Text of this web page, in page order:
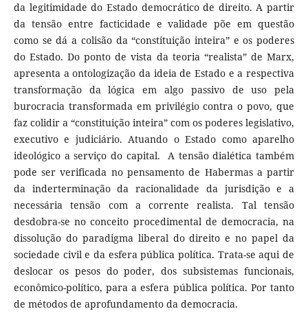
da legitimidade do Estado democrático de direito. A partir
da tensão entre facticidade e validade põe em questão
como se dá a colisão da “constituição inteira” e os poderes
do Estado. Do ponto de vista da teoria “realista” de Marx,
apresenta a ontologização da ideia de Estado e a respectiva
transformação da lógica em algo passivo de uso pela
burocracia transformada em privilégio contra o povo, que
faz colidir a “constituição inteira” com os poderes legislativo,
executivo e judiciário. Atuando o Estado como aparelho
ideológico a serviço do capital. A tensão dialética também
pode ser verificada no pensamento de Habermas a partir
da inderterminação da racionalidade da jurisdição e a
necessária tensão com a corrente realista. Tal tensão
desdobra-se no conceito procedimental de democracia, na
dissolução do paradigma liberal do direito e no papel da
sociedade civil e da esfera pública política. Trata-se aqui de
deslocar os pesos do poder, dos subsistemas funcionais,
econômico-político, para a esfera pública política. Por tanto
de métodos de aprofundamento da democracia.